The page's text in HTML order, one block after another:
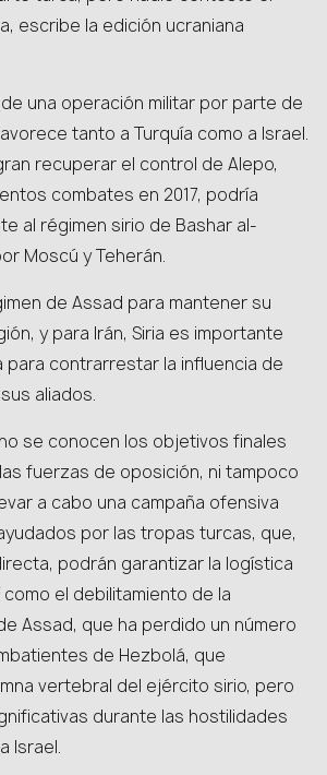
escribe la edición ucraniana
una operación militar por parte de
tanto a Turquía como a Israel.
recuperar el control de Alepo,
combates en 2017, podría
al régimen sirio de Bashar al-
Moscú y Teherán.
de Assad para mantener su
y para Irán, Siria es importante
para contrarrestar la influencia de
aliados.
se conocen los objetivos finales
fuerzas de oposición, ni tampoco
a cabo una campaña ofensiva
por las tropas turcas, que,
podrán garantizar la logística
el debilitamiento de la
Assad, que ha perdido un número
de Hezbolá, que
vertebral del ejército sirio, pero
durante las hostilidades
Israel.